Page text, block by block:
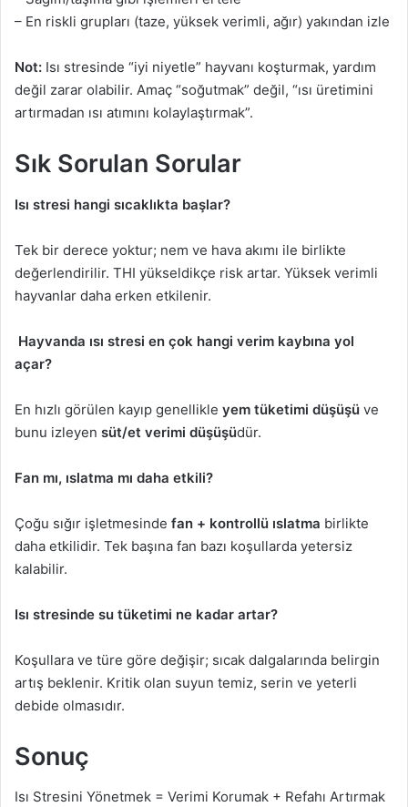
– En riskli grupları (taze, yüksek verimli, ağır) yakından izle
Not: Isı stresinde “iyi niyetle” hayvanı koşturmak, yardım
değil zarar olabilir. Amaç “soğutmak” değil, “ısı üretimini
artırmadan ısı atımını kolaylaştırmak”.
Sık Sorulan Sorular
Isı stresi hangi sıcaklıkta başlar?
Tek bir derece yoktur; nem ve hava akımı ile birlikte
değerlendirilir. THI yükseldikçe risk artar. Yüksek verimli
hayvanlar daha erken etkilenir.
Hayvanda ısı stresi en çok hangi verim kaybına yol
açar?
En hızlı görülen kayıp genellikle yem tüketimi düşüşü ve
bunu izleyen süt/et verimi düşüşüdür.
Fan mı, ıslatma mı daha etkili?
Çoğu sığır işletmesinde fan + kontrollü ıslatma birlikte
daha etkilidir. Tek başına fan bazı koşullarda yetersiz
kalabilir.
Isı stresinde su tüketimi ne kadar artar?
Koşullara ve türe göre değişir; sıcak dalgalarında belirgin
artış beklenir. Kritik olan suyun temiz, serin ve yeterli
debide olmasıdır.
Sonuç
Isı Stresini Yönetmek = Verimi Korumak + Refahı Artırmak